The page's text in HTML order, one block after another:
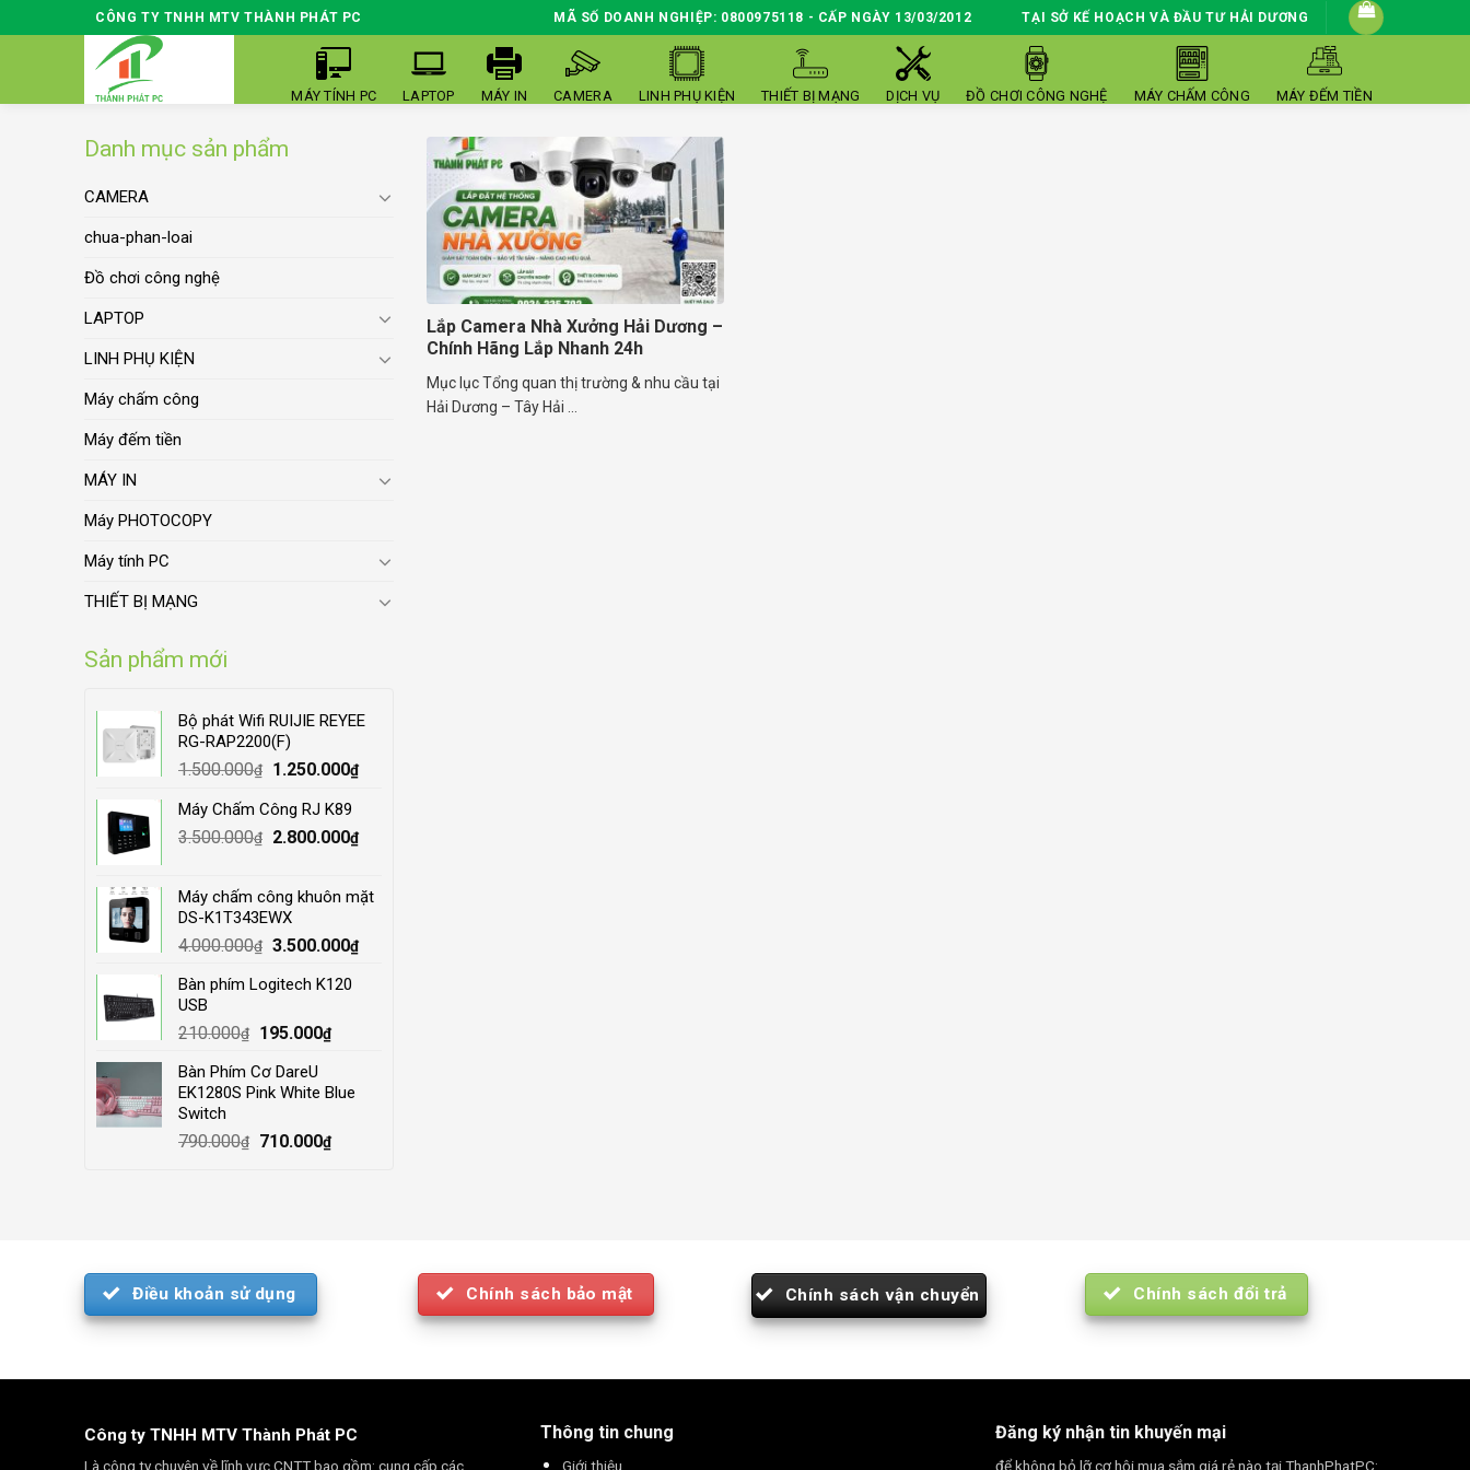
to
CÔNG TY TNHH MTV THÀNH PHÁT PC MÃ SỐ DOANH NGHIỆP: 0800975118 - CẤP NGÀY 13/03/2012 TẠI SỞ KẾ HOẠCH VÀ ĐẦU TƯ HẢI DƯƠNG
MÁY TÍNH PC LAPTOP MÁY IN CAMERA LINH PHỤ KIỆN THIẾT BỊ MẠNG DỊCH VỤ ĐỒ CHƠI CÔNG NGHỆ MÁY CHẤM CÔNG MÁY ĐẾM TIỀN
Danh mục sản phẩm
CAMERA
chua-phan-loai
Đồ chơi công nghệ
LAPTOP
LINH PHỤ KIỆN
Máy chấm công
Máy đếm tiền
MÁY IN
Máy PHOTOCOPY
Máy tính PC
THIẾT BỊ MẠNG
Sản phẩm mới
Bộ phát Wifi RUIJIE REYEE
RG-RAP2200(F)
1.500.000₫
Original
was:
1.500.000₫.
1.250.000₫Current
1.250.000₫.
Máy Chấm Công RJ K89
3.500.000₫
Original
3.500.000₫.
2.800.000₫Current
2.800.000₫.
Máy chấm công khuôn mặt
DS-K1T343EWX
4.000.000₫ Original
was:
3.500.000₫Current
Bàn phím Logitech K120
USB
210.000₫
Original
was:
210.000₫.
195.000₫Current
195.000₫.
Bàn Phím Cơ DareU
EK1280S Pink White Blue
Switch
790.000₫
Original
710.000₫Current
Lắp Camera Nhà Xưởng Hải Dương –
Chính Hãng Lắp Nhanh 24h
Mục lục Tổng quan thị trường & nhu cầu tại
Hải Dương – Tây Hải ...
Điều khoản sử dụng Chính sách bảo mật Chính sách vận chuyển Chính sách đổi trả
Công ty TNHH MTV Thành Phát PC
Là công ty chuyên về lĩnh vực CNTT bao gồm: cung cấp các
Thông tin chung
Giới thiệu
Đăng ký nhận tin khuyến mại
để không bỏ lỡ cơ hội mua sắm giá rẻ nào tại ThanhPhatPC: